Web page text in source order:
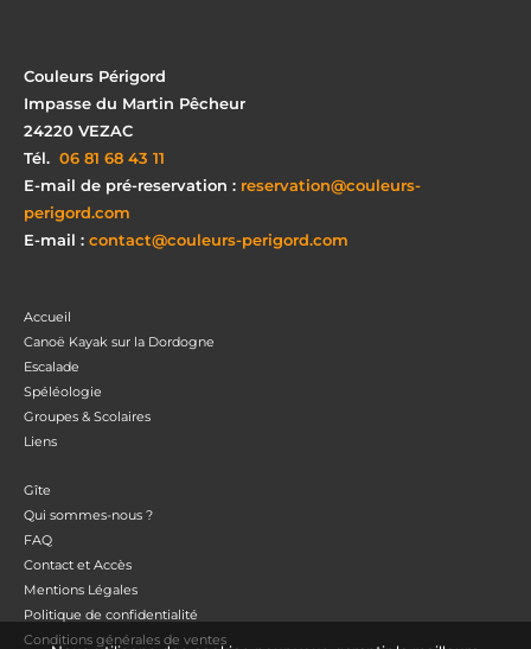
Couleurs Périgord
Impasse du Martin Pêcheur
24220 VEZAC
Tél. 06 81 68 43 11
E-mail de pré-reservation : reservation@couleurs-
perigord.com
E-mail : contact@couleurs-perigord.com
Accueil
Canoë Kayak sur la Dordogne
Escalade
Spéléologie
Groupes & Scolaires
Liens
Gîte
Qui sommes-nous ?
FAQ
Contact et Accès
Mentions Légales
Politique de confidentialité
Conditions générales de ventes